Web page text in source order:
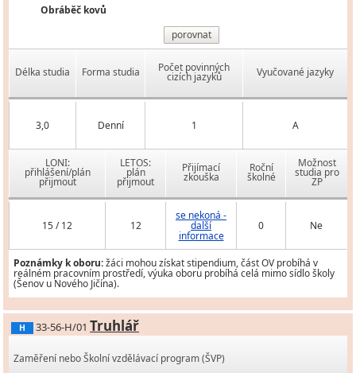
Obráběč kovů
porovnat
Délka studia Forma studia Počet povinných
cizích jazyků Vyučované jazyky
3,0 Denní 1 A
LONI:
přihlášení/plán
přijmout
LETOS:
plán
přijmout
Přijímací
zkouška
Roční
školné
Možnost
studia pro
ZP
15 / 12 12
se nekoná -
další
informace
0 Ne
Poznámky k oboru:žáci mohou získat stipendium, část OV probíhá v
reálném pracovním prostředí, výuka oboru probíhá celá mimo sídlo školy
(Šenov u Nového Jičína).
H 33-56-H/01 Truhlář
Zaměření nebo Školní vzdělávací program (ŠVP)